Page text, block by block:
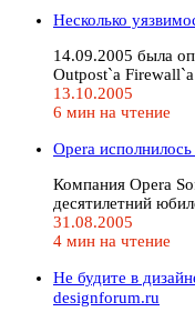
Несколько
14.09.2005 была
Outpost`a
13.10.2005
6 мин на чтение
Opera исполнилось
Компания Opera
десятилетний
31.08.2005
4 мин на чтение
Не будите в
designforum.ru